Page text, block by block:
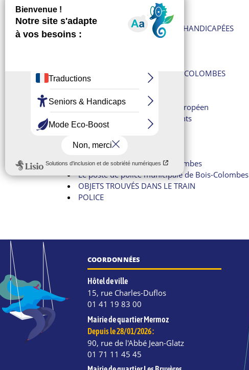
ALLÔ SERVICE PUBLIC
ÉCOUTE VIOLENCES FEMMES HANDICAPÉES
ENFANCE EN DANGER
HÔPITAL LOUIS-MOURIER DE COLOMBES
INFOS ARNAQUES
JEUNES VIOLENCE ÉCOUTE
Le 112 : numéro d’urgence européen
Le 114 : pour les malentendants
Le 15 : SAMU
Le 18 : les pompiers
Le commissariat d’Asnières
Le commissariat de Bois-Colombes
Le poste de police municipale de Bois-Colombes
OBJETS TROUVÉS DANS LE TRAIN
POLICE
COORDONNÉES
Hôtel de ville
15, rue Charles-Duflos
01 41 19 83 00
Mairie de quartier Mermoz
Depuis le 28/01/2026 :
90, rue de l'Abbé Jean-Glatz
01 71 11 45 45